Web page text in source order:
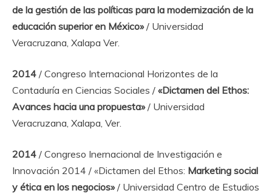
de la gestión de las políticas para la modernización de la
educación superior en México»/ Universidad
Veracruzana, Xalapa Ver.
2014 / Congreso Internacional Horizontes de la
Contaduría en Ciencias Sociales / «Dictamen del Ethos:
Avances hacia una propuesta»/ Universidad
Veracruzana, Xalapa, Ver.
2014 / Congreso Inernacional de Investigación e
Innovación 2014 / «Dictamen del Ethos: Marketing social
y ética en los negocios»/ Universidad Centro de Estudios